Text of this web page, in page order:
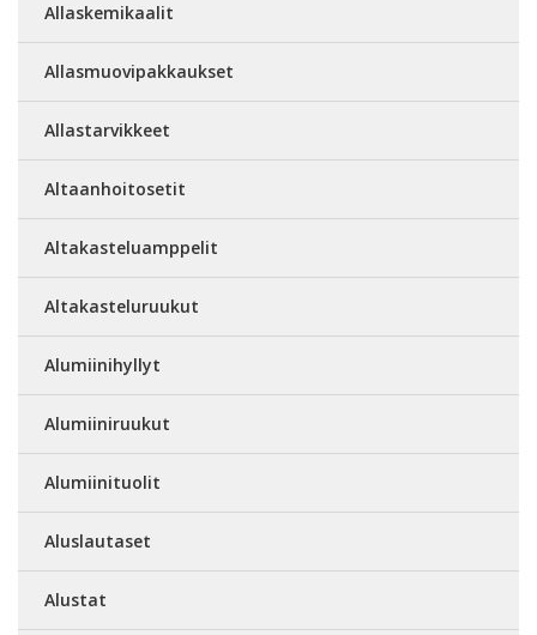
Allaskemikaalit
Allasmuovipakkaukset
Allastarvikkeet
Altaanhoitosetit
Altakasteluamppelit
Altakasteluruukut
Alumiinihyllyt
Alumiiniruukut
Alumiinituolit
Aluslautaset
Alustat